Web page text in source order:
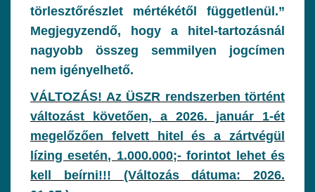
törlesztőrészlet mértékétől függetlenül.”
Megjegyzendő, hogy a hitel-tartozásnál
nagyobb összeg semmilyen jogcímen
nem igényelhető.
VÁLTOZÁS! Az ÜSZR rendszerben történt
változást követően, a 2026. január 1-ét
megelőzően felvett hitel és a zártvégül
lízing esetén, 1.000.000;- forintot lehet és
kell beírni!!! (Változás dátuma: 2026.